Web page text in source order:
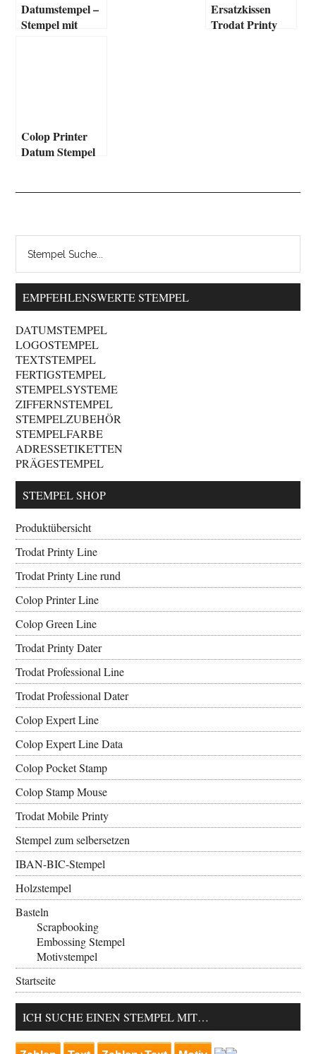
Datumstempel –
Stempel mit
Ersatzkissen
Trodat Printy
Colop Printer
Datum Stempel
EMPFEHLENSWERTE STEMPEL
DATUMSTEMPEL
LOGOSTEMPEL
TEXTSTEMPEL
FERTIGSTEMPEL
STEMPELSYSTEME
ZIFFERNSTEMPEL
STEMPELZUBEHÖR
STEMPELFARBE
ADRESSETIKETTEN
PRÄGESTEMPEL
STEMPEL SHOP
Produktübersicht
Trodat Printy Line
Trodat Printy Line rund
Colop Printer Line
Colop Green Line
Trodat Printy Dater
Trodat Professional Line
Trodat Professional Dater
Colop Expert Line
Colop Expert Line Data
Colop Pocket Stamp
Colop Stamp Mouse
Trodat Mobile Printy
Stempel zum selbersetzen
IBAN-BIC-Stempel
Holzstempel
Basteln
Scrapbooking
Embossing Stempel
Motivstempel
Startseite
ICH SUCHE EINEN STEMPEL MIT…